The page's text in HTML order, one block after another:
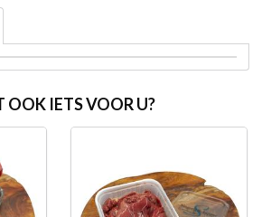
OOK IETS VOOR U?